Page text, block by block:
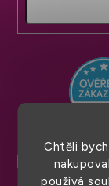
Chtěli
používá
a
Pro